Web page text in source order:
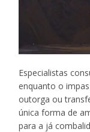
Especialistas
enquanto o
outorga ou
única forma de
para a já